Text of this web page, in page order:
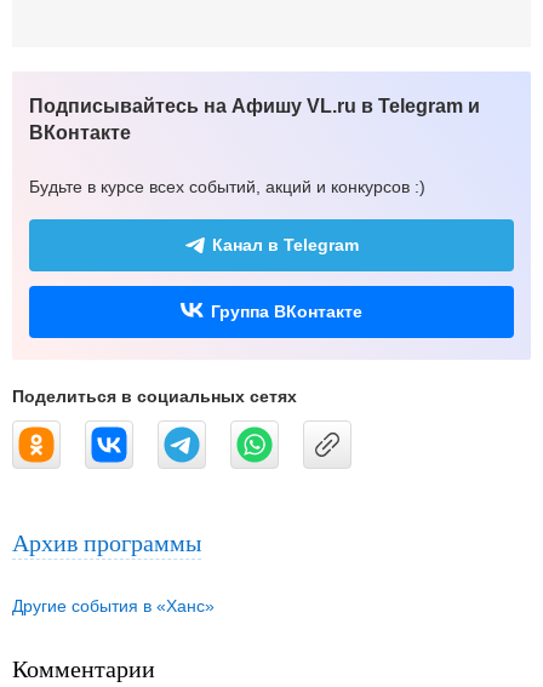
Подписывайтесь на Афишу VL.ru в Telegram и
ВКонтакте
Будьте в курсе всех событий, акций и конкурсов :)
Канал в Telegram
Группа ВКонтакте
Поделиться в социальных сетях
Архив программы
Другие события в «Ханс»
Комментарии